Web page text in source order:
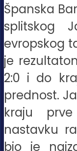
Španska
splitskog
evropskog
je
2:0 i do
prednost.
kraju
nastavku
bio je